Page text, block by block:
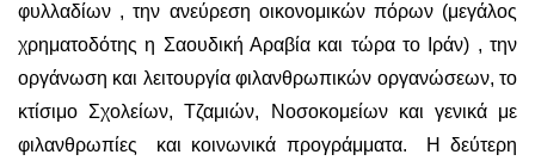
φυλλαδίων , την ανεύρεση οικονομικών πόρων (μεγάλος
χρηματοδότης η Σαουδική Αραβία και τώρα το Ιράν) , την
οργάνωση και λειτουργία φιλανθρωπικών οργανώσεων, το
κτίσιμο Σχολείων, Τζαμιών, Νοσοκομείων και γενικά με
φιλανθρωπίες και κοινωνικά προγράμματα. Η δεύτερη